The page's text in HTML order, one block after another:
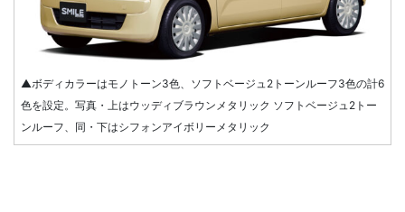
▲ボディカラーはモノトーン3色、ソフトベージュ2トーンルーフ3色の計6
色を設定。写真・上はウッディブラウンメタリック ソフトベージュ2トー
ンルーフ、同・下はシフォンアイボリーメタリック